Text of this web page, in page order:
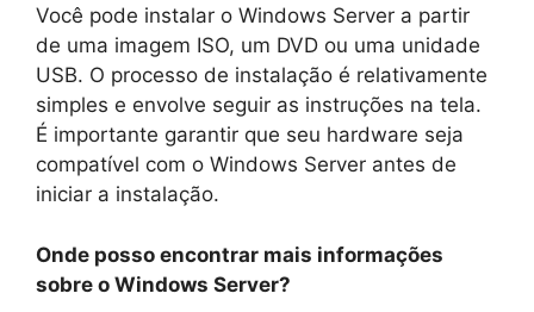
Você pode instalar o Windows Server a partir
de uma imagem ISO, um DVD ou uma unidade
USB. O processo de instalação é relativamente
simples e envolve seguir as instruções na tela.
É importante garantir que seu hardware seja
compatível com o Windows Server antes de
iniciar a instalação.
Onde posso encontrar mais informações
sobre o Windows Server?